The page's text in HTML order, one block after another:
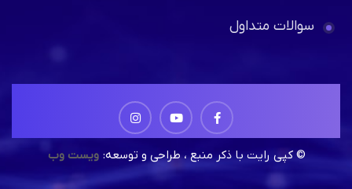
سوالات متداول
© کپی رایت با ذکر منبع ، طراحی و توسعه: ویست وب